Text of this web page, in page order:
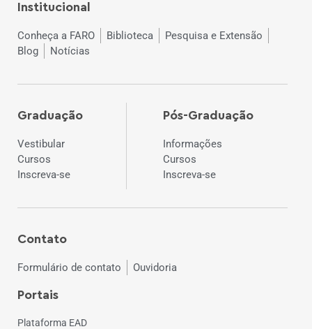
Institucional
Conheça a FARO Biblioteca
Pesquisa e Extensão
Blog
Notícias
Graduação
Vestibular
Cursos
Inscreva-se
Pós-Graduação
Informações
Cursos
Inscreva-se
Contato
Formulário de contato Ouvidoria
Portais
Plataforma EAD